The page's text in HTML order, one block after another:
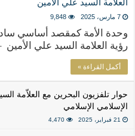
العلامة السيد علي الأمين
7 مارس، 2025 9,848
وحدة الأمة كمقصد أساسي
رؤية العلامة السيد علي
أكمل القراءة »
حوار تلفزيون البحرين مع العلاّمة
الإسلامي الإسلامي
21 فبراير، 2025 4,470